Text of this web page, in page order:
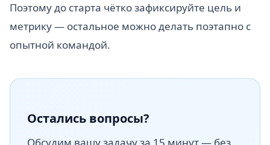
Поэтому до старта чётко зафиксируйте цель и
метрику — остальное можно делать поэтапно с
опытной командой.
Остались вопросы?